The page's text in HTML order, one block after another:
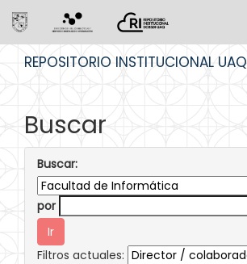
REPOSITORIO INSTITUCIONAL UAQ
Buscar
Buscar:
por
Filtros actuales: